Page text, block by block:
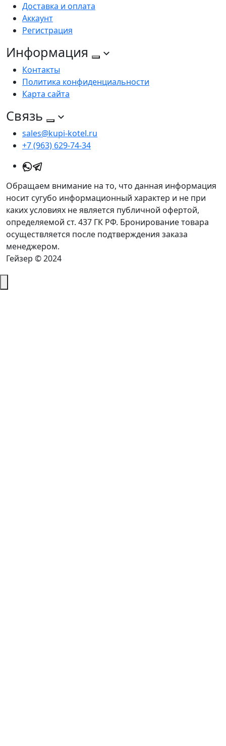
Доставка и оплата
Аккаунт
Регистрация
Информация
Контакты
Политика конфиденциальности
Карта сайта
Связь
sales@kupi-kotel.ru
+7 (963) 629-74-34
Обращаем внимание на то, что данная информация
носит сугубо информационный характер и не при
каких условиях не является публичной офертой,
определяемой ст. 437 ГК РФ. Бронирование товара
осуществляется после подтверждения заказа
менеджером.
Гейзер © 2024